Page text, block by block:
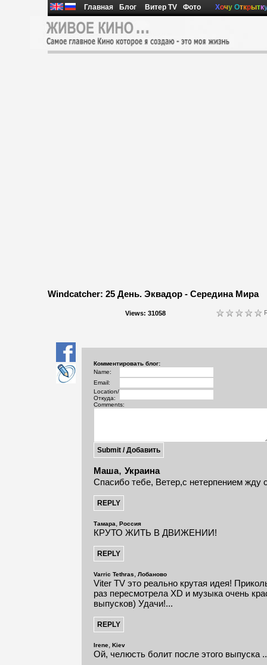
Главная Блог Витер TV Фото Хочу Открытк
Windcatcher: 25 День. Эквадор - Середина Мира
Views: 31058
Комментировать блог:
Name:
Email:
Location/
Откуда:
Comments:
Маша, Украина
Спасибо тебе, Ветер,с нетерпением жду
Тамара, Россия
КРУТО ЖИТЬ В ДВИЖЕНИИ!
Varric Tethras, Лобаново
Viter TV это реально крутая идея!
раз пересмотрела XD и музыка очень
выпусков) Удачи!...
Irene, Kiev
Ой, челюсть болит после этого выпуска